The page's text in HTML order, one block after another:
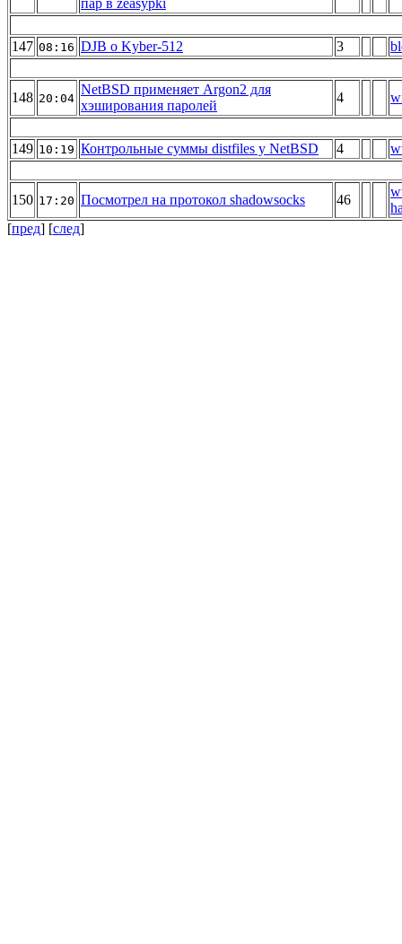
пар в zeasypki
147 08:16 DJB о Kyber-512 3
148 20:04
NetBSD применяет Argon2 для
хэширования паролей
4
149 10:19 Контрольные суммы distfiles у NetBSD 4
150 17:20 Посмотрел на протокол shadowsocks 46
[пред] [след]